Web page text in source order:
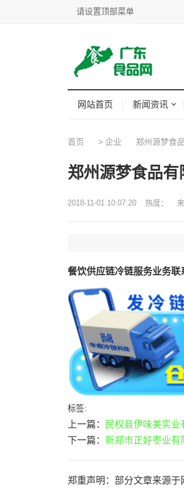
请设置顶部菜单
网站首页 新闻资讯
首页 > 企业 郑州源梦食
郑州源梦食品有
2018-11-01 10:07:20 热度：
餐饮供应链冷链服务业务联
标签:
上一篇：
民权县伊味美实业
下一篇： 新郑市正好枣业有
郑重声明：部分文章来源于